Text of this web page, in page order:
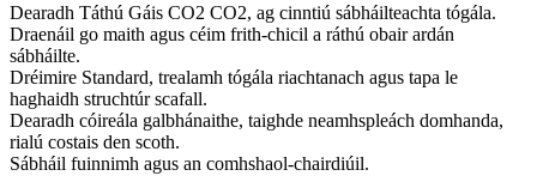
Dearadh Táthú Gáis CO2 CO2, ag cinntiú sábháilteachta tógála.
Draenáil go maith agus céim frith-chicil a ráthú obair ardán
sábháilte.
Dréimire Standard, trealamh tógála riachtanach agus tapa le
haghaidh struchtúr scafall.
Dearadh cóireála galbhánaithe, taighde neamhspleách domhanda,
rialú costais den scoth.
Sábháil fuinnimh agus an comhshaol-chairdiúil.